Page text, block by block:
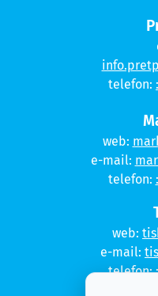
telefon:
web:
e-mail:
telefon:
web:
e-mail:
telefon: